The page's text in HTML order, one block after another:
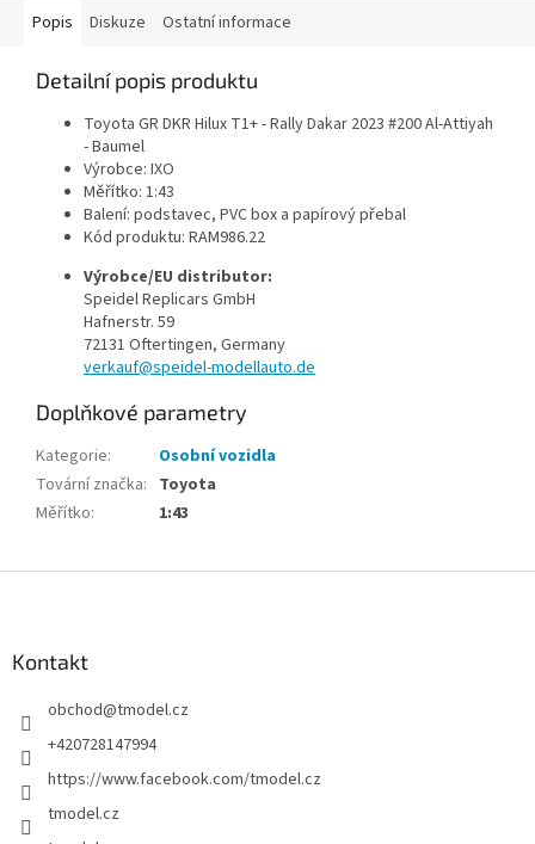
Popis Diskuze Ostatní informace
Detailní popis produktu
Toyota GR DKR Hilux T1+ - Rally Dakar 2023 #200 Al-Attiyah
- Baumel
Výrobce: IXO
Měřítko: 1:43
Balení: podstavec, PVC box a papírový přebal
Kód produktu: RAM986.22
Výrobce/EU distributor:
Speidel Replicars GmbH
Hafnerstr. 59
72131 Oftertingen, Germany
verkauf@speidel-modellauto.de
Doplňkové parametry
Kategorie:
Osobní vozidla
Tovární značka: Toyota
Měřítko: 1:43
Kontakt
obchod@tmodel.cz
+420728147994
https://www.facebook.com/tmodel.cz
tmodel.cz